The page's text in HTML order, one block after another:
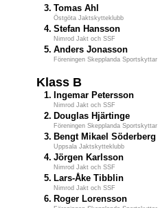
3. Tomas Ahl
Östgöta Jaktskytteklubb
4. Stefan Hansson
Nimrod Jakt och SSF
5. Anders Jonasson
Föreningen Skepplanda Sportskyttar
Klass B
1. Ingemar Petersson
Nimrod Jakt och SSF
2. Douglas Hjärtinge
Föreningen Skepplanda Sportskyttar
3. Bengt Mikael Söderberg
Uppsala Jaktskytteklubb
4. Jörgen Karlsson
Nimrod Jakt och SSF
5. Lars-Åke Tibblin
Nimrod Jakt och SSF
6. Roger Lorensson